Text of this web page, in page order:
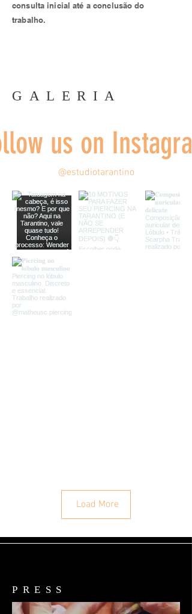
consulta inicial até a conclusão do
trabalho.
GALERIA
us on
@estudiotarantino
Load More
PRESS